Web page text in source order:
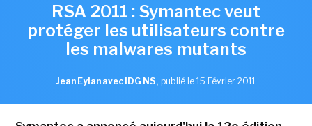
RSA 2011 : Symantec veut
protéger les utilisateurs contre
les malwares mutants
Jean Eylan avec IDG NS , publié le 15 Février 2011